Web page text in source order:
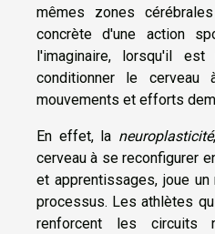
mêmes zones
concrète d'une action
l'imaginaire, lorsqu'il
conditionner le
mouvements et efforts
En effet, la neuroplasticité
cerveau à se reconfigurer
et apprentissages, joue
processus. Les athlètes
renforcent les circuits